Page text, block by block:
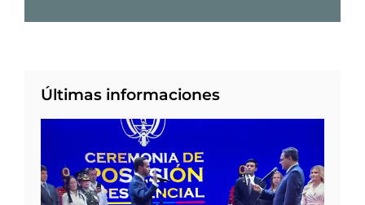
Últimas informaciones